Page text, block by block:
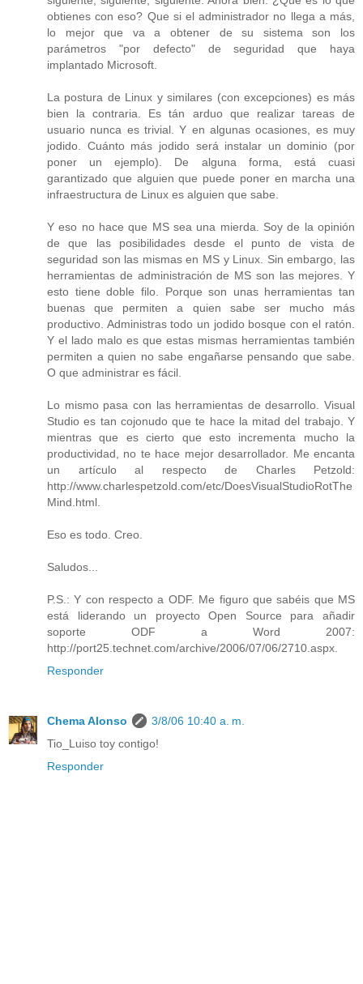
obtienes con eso? Que si el administrador no llega a más,
lo mejor que va a obtener de su sistema son los
parámetros "por defecto" de seguridad que haya
implantado Microsoft.
La postura de Linux y similares (con excepciones) es más
bien la contraria. Es tán arduo que realizar tareas de
usuario nunca es trivial. Y en algunas ocasiones, es muy
jodido. Cuánto más jodido será instalar un dominio (por
poner un ejemplo). De alguna forma, está cuasi
garantizado que alguien que puede poner en marcha una
infraestructura de Linux es alguien que sabe.
Y eso no hace que MS sea una mierda. Soy de la opinión
de que las posibilidades desde el punto de vista de
seguridad son las mismas en MS y Linux. Sin embargo, las
herramientas de administración de MS son las mejores. Y
esto tiene doble filo. Porque son unas herramientas tan
buenas que permiten a quien sabe ser mucho más
productivo. Administras todo un jodido bosque con el ratón.
Y el lado malo es que estas mismas herramientas también
permiten a quien no sabe engañarse pensando que sabe.
O que administrar es fácil.
Lo mismo pasa con las herramientas de desarrollo. Visual
Studio es tan cojonudo que te hace la mitad del trabajo. Y
mientras que es cierto que esto incrementa mucho la
productividad, no te hace mejor desarrollador. Me encanta
un artículo al respecto de Charles Petzold:
http://www.charlespetzold.com/etc/DoesVisualStudioRotThe
Mind.html.
Eso es todo. Creo.
Saludos...
P.S.: Y con respecto a ODF. Me figuro que sabéis que MS
está liderando un proyecto Open Source para añadir
soporte ODF a Word 2007:
http://port25.technet.com/archive/2006/07/06/2710.aspx.
Responder
Chema Alonso
3/8/06 10:40 a. m.
Tio_Luiso toy contigo!
Responder